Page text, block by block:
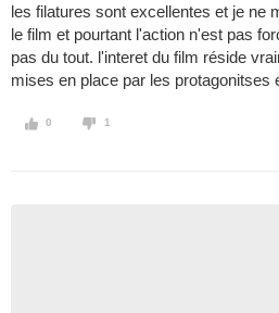
les filatures sont excellentes et je ne
le film et pourtant l'action n'est pas
pas du tout. l'interet du film réside
mises en place par les protagonitses
0 1